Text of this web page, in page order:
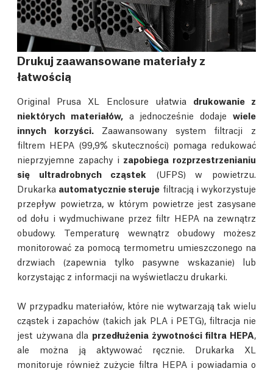
Drukuj zaawansowane materiały z
łatwością
Original Prusa XL Enclosure ułatwia drukowanie z
niektórych materiałów,a jednocześnie dodajewiele
innych korzyści.Zaawansowany system filtracji z
filtrem HEPA (99,9% skuteczności) pomaga redukować
nieprzyjemne zapachy i zapobiega rozprzestrzenianiu
się ultradrobnych cząstek (UFPS) w powietrzu.
Drukarka automatycznie steruje filtracją i wykorzystuje
przepływ powietrza, w którym powietrze jest zasysane
od dołu i wydmuchiwane przez filtr HEPA na zewnątrz
obudowy. Temperaturę wewnątrz obudowy możesz
monitorować za pomocą termometru umieszczonego na
drzwiach (zapewnia tylko pasywne wskazanie) lub
korzystając z informacji na wyświetlaczu drukarki.
W przypadku materiałów, które nie wytwarzają tak wielu
cząstek i zapachów (takich jak PLA i PETG), filtracja nie
jest używana dla przedłużenia żywotności filtra HEPA,
ale można ją aktywować ręcznie. Drukarka XL
monitoruje również zużycie filtra HEPA i powiadamia o